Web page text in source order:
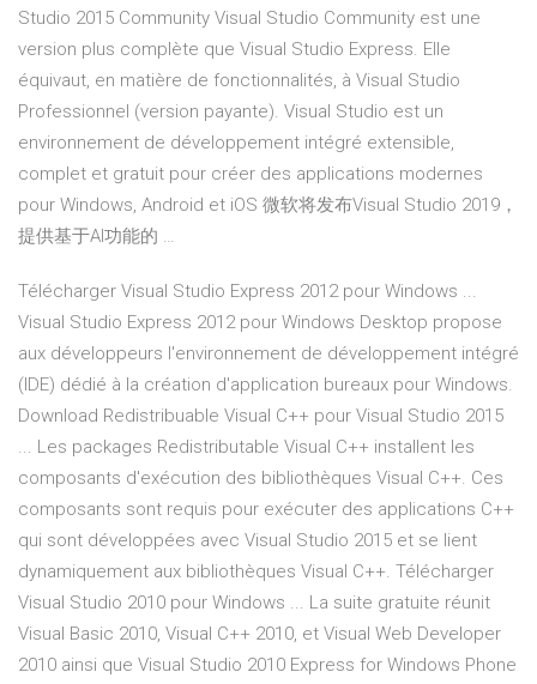
Studio 2015 Community Visual Studio Community est une
version plus complète que Visual Studio Express. Elle
équivaut, en matière de fonctionnalités, à Visual Studio
Professionnel (version payante). Visual Studio est un
environnement de développement intégré extensible,
complet et gratuit pour créer des applications modernes
pour Windows, Android et iOS 微软将发布Visual Studio 2019，
提供基于AI功能的 …
Télécharger Visual Studio Express 2012 pour Windows ...
Visual Studio Express 2012 pour Windows Desktop propose
aux développeurs l'environnement de développement intégré
(IDE) dédié à la création d'application bureaux pour Windows.
Download Redistribuable Visual C++ pour Visual Studio 2015
... Les packages Redistributable Visual C++ installent les
composants d'exécution des bibliothèques Visual C++. Ces
composants sont requis pour exécuter des applications C++
qui sont développées avec Visual Studio 2015 et se lient
dynamiquement aux bibliothèques Visual C++. Télécharger
Visual Studio 2010 pour Windows ... La suite gratuite réunit
Visual Basic 2010, Visual C++ 2010, et Visual Web Developer
2010 ainsi que Visual Studio 2010 Express for Windows Phone